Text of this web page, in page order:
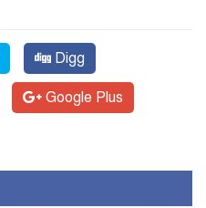
Digg
Google Plus